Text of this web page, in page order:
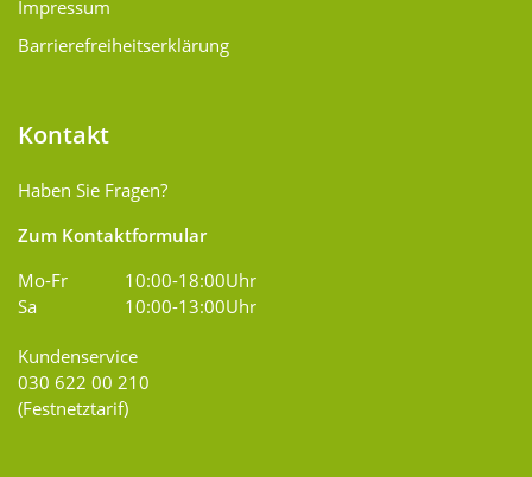
Impressum
Barrierefreiheitserklärung
Kontakt
Haben Sie Fragen?
Zum Kontaktformular
Mo-Fr
10:00-18:00Uhr
Sa
10:00-13:00Uhr
Kundenservice
030 622 00 210
(Festnetztarif)